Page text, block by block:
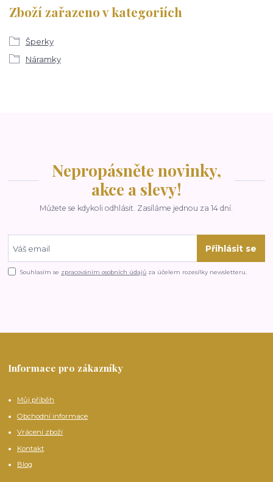
Zboží zařazeno v kategoriích
Šperky
Náramky
Nepropásněte novinky,
akce a slevy!
Můžete se kdykoli odhlásit. Zasíláme jednou za 14 dní.
Přihlásit se
Souhlasím se zpracováním osobních údajů za účelem rozesílky newsletteru.
Informace pro zákazníky
Můj příběh
Obchodní informace
Vrácení zboží
Kontakt
Blog